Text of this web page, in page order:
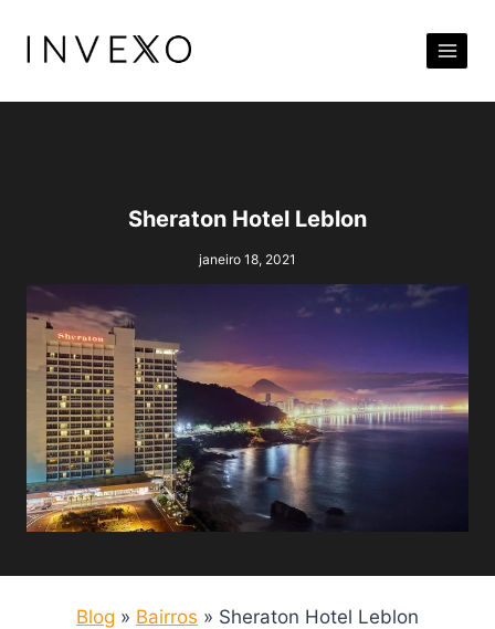
para
Conteúdo
Sheraton Hotel Leblon
janeiro 18, 2021
Blog » Bairros » Sheraton Hotel Leblon